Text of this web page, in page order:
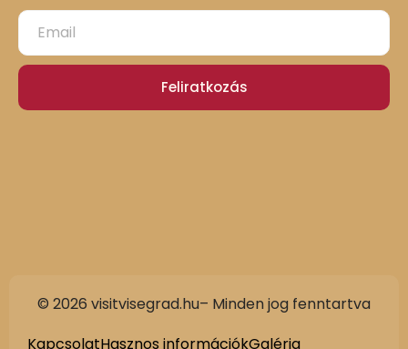
Feliratkozás
© 2026 visitvisegrad.hu– Minden jog fenntartva
KapcsolatHasznos információkGaléria